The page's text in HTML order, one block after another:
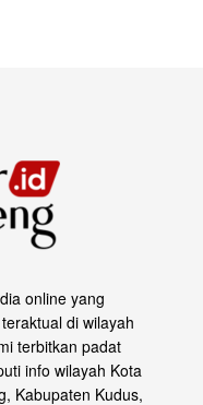
online yang
di wilayah
terbitkan padat
info wilayah Kota
Kabupaten Kudus,